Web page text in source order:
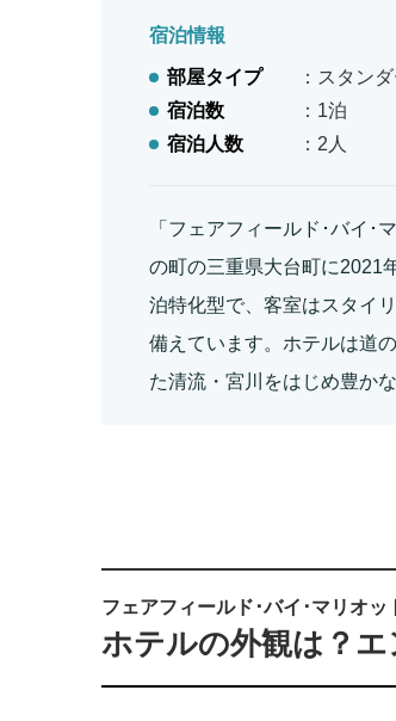
宿泊情報
部屋タイプ
：スタン
宿泊数
：1泊
宿泊人数
：2人
「フェアフィールド･バイ･
の町の三重県大台町に2021
泊特化型で、客室はスタイ
備えています。ホテルは道
た清流・宮川をはじめ豊か
フェアフィールド･バイ･マリオッ
ホテルの外観は？